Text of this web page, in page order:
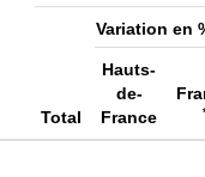
Variation en
Total
Hauts-
de-
France